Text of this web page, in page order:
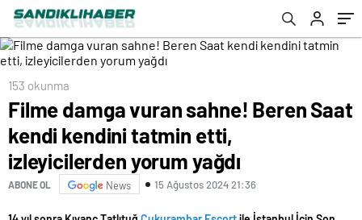
yağdı
153 okunma
Filme damga vuran sahne! Beren Saat
kendi kendini tatmin etti,
izleyicilerden yorum yağdı
ABONE OL News 15 Ağustos 2024 21:36